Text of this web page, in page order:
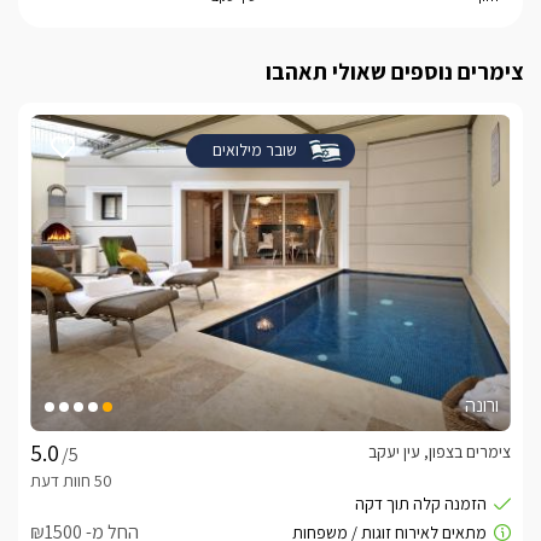
לעונה הגשומה, כאשר הן מצויידות במזגן חזק, ג'קוזי מחמם ומצעי
פוך.בסוויטה הנשיאותית לרשותכם קירוי וחימום מלא לבריכה
הפרטית, ג'קוזי פנימי לוהט וקירוי מלא מהחנייה הפרטית ועד
ההגעה לתוך הסוויטה.
כלול באירוח
לינה + בקבוק יין איכותי, פירות העונה, שוקולדים, ערכת קפה
עשירה, מגבות גוף, תמרוקי רחצה וסבונים.
ארוחות
ארוחת בוקר גלילית מפנקת תוגש בתיאום מול המארחים.
חשוב לדעת
צימרים נוספים שאולי תאהבו
שובר מילואים
ורונה
/5
צימרים בצפון, עין יעקב
החל מ- ₪1500